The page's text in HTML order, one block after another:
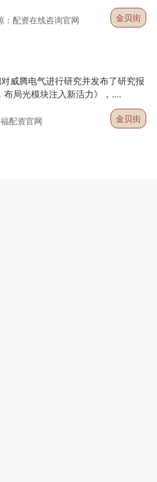
金贝街
：配资在线咨询官网
威腾电气进行研究并发布了研究报
局光模块注入新活力》，....
金贝街
配资官网